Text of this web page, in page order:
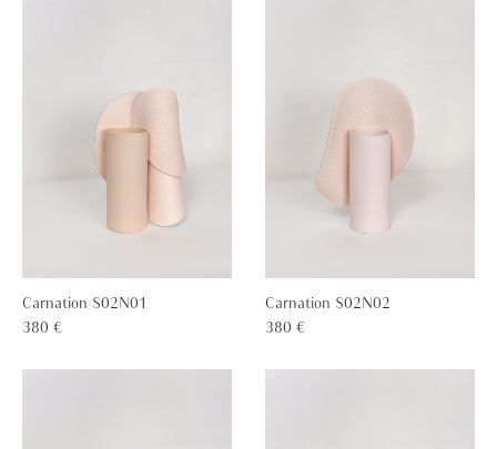
Carnation S02N01
380 €
Carnation S02N02
380 €